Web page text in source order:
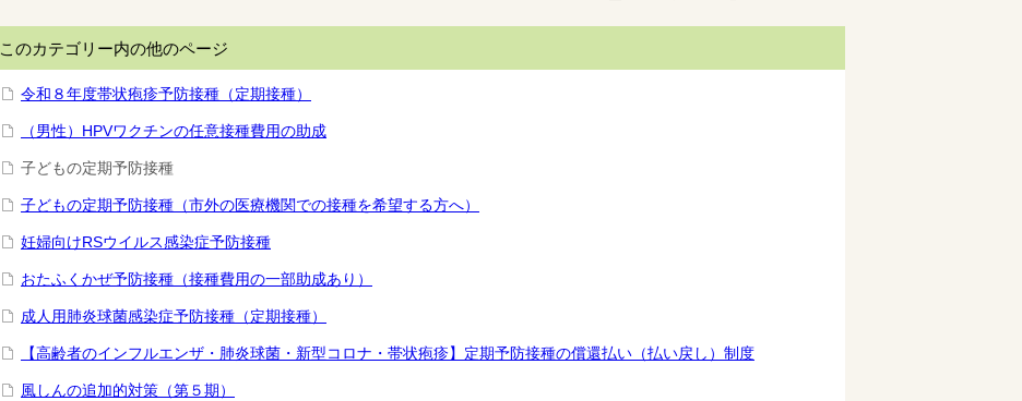
このカテゴリー内の他のページ
令和８年度帯状疱疹予防接種（定期接種）
（男性）HPVワクチンの任意接種費用の助成
子どもの定期予防接種
子どもの定期予防接種（市外の医療機関での接種を希望する方へ）
妊婦向けRSウイルス感染症予防接種
おたふくかぜ予防接種（接種費用の一部助成あり）
成人用肺炎球菌感染症予防接種（定期接種）
【高齢者のインフルエンザ・肺炎球菌・新型コロナ・帯状疱疹】定期予防接種の償還払い（払い戻し）制度
風しんの追加的対策（第５期）